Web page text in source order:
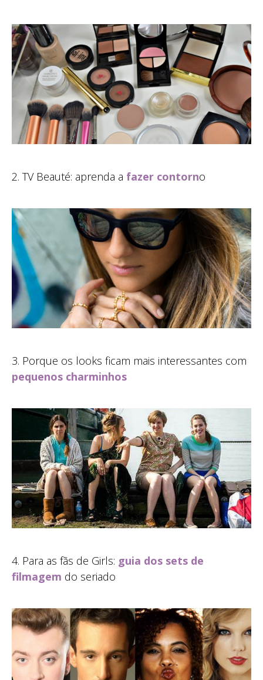
2. TV Beauté: aprenda a fazer contorno
3. Porque os looks ficam mais interessantes com
pequenos charminhos
4. Para as fãs de Girls: guia dos sets de
filmagem do seriado